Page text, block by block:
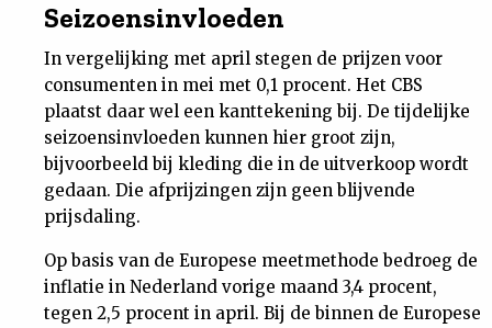
Seizoensinvloeden
In vergelijking met april stegen de prijzen voor
consumenten in mei met 0,1 procent. Het CBS
plaatst daar wel een kanttekening bij. De tijdelijke
seizoensinvloeden kunnen hier groot zijn,
bijvoorbeeld bij kleding die in de uitverkoop wordt
gedaan. Die afprijzingen zijn geen blijvende
prijsdaling.
Op basis van de Europese meetmethode bedroeg de
inflatie in Nederland vorige maand 3,4 procent,
tegen 2,5 procent in april. Bij de binnen de Europese